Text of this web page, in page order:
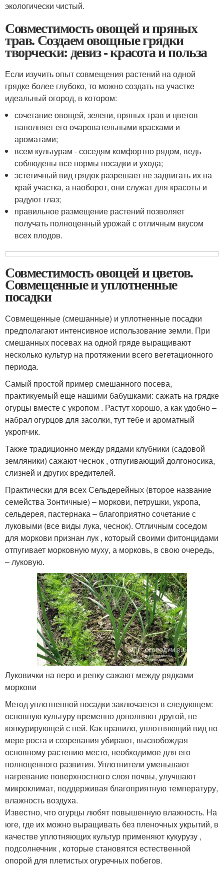
экологически чистый.
Совместимость овощей и пряных
трав. Создаем овощные грядки
творчески: девиз - красота и польза
Если изучить опыт совмещения растений на одной
грядке более глубоко, то можно создать на участке
идеальный огород, в котором:
сочетание овощей, зелени, пряных трав и цветов
наполняет его очаровательными красками и
ароматами;
всем культурам - соседям комфортно рядом, ведь
соблюдены все нормы посадки и ухода;
эстетичный вид грядок разрешает не задвигать их на
край участка, а наоборот, они служат для красоты и
радуют глаз;
правильное размещение растений позволяет
получать полноценный урожай с отличным вкусом
всех плодов.
Совместимость овощей и цветов.
Совмещенные и уплотненные
посадки
Совмещенные (смешанные) и уплотненные посадки
предполагают интенсивное использование земли. При
смешанных посевах на одной гряде выращивают
несколько культур на протяжении всего вегетационного
периода.
Самый простой пример смешанного посева,
практикуемый еще нашими бабушками: сажать на грядке
огурцы вместе с укропом . Растут хорошо, а как удобно –
набрал огурцов для засолки, тут тебе и ароматный
укропчик.
Также традиционно между рядами клубники (садовой
земляники) сажают чеснок , отпугивающий долгоносика,
слизней и других вредителей.
Практически для всех Сельдерейных (второе название
семейства Зонтичные) – моркови, петрушки, укропа,
сельдерея, пастернака – благоприятно сочетание с
луковыми (все виды лука, чеснок). Отличным соседом
для моркови признан лук , который своими фитонцидами
отпугивает морковную муху, а морковь, в свою очередь,
– луковую.
Луковички на перо и репку сажают между рядками
моркови
Метод уплотненной посадки заключается в следующем:
основную культуру временно дополняют другой, не
конкурирующей с ней. Как правило, уплотняющий вид по
мере роста и созревания убирают, высвобождая
основному растению место, необходимое для его
полноценного развития. Уплотнители уменьшают
нагревание поверхностного слоя почвы, улучшают
микроклимат, поддерживая благоприятную температуру,
влажность воздуха.
Известно, что огурцы любят повышенную влажность. На
юге, где их можно выращивать без пленочных укрытий, в
качестве уплотняющих культур применяют кукурузу ,
подсолнечник , которые становятся естественной
опорой для плетистых огуречных побегов.